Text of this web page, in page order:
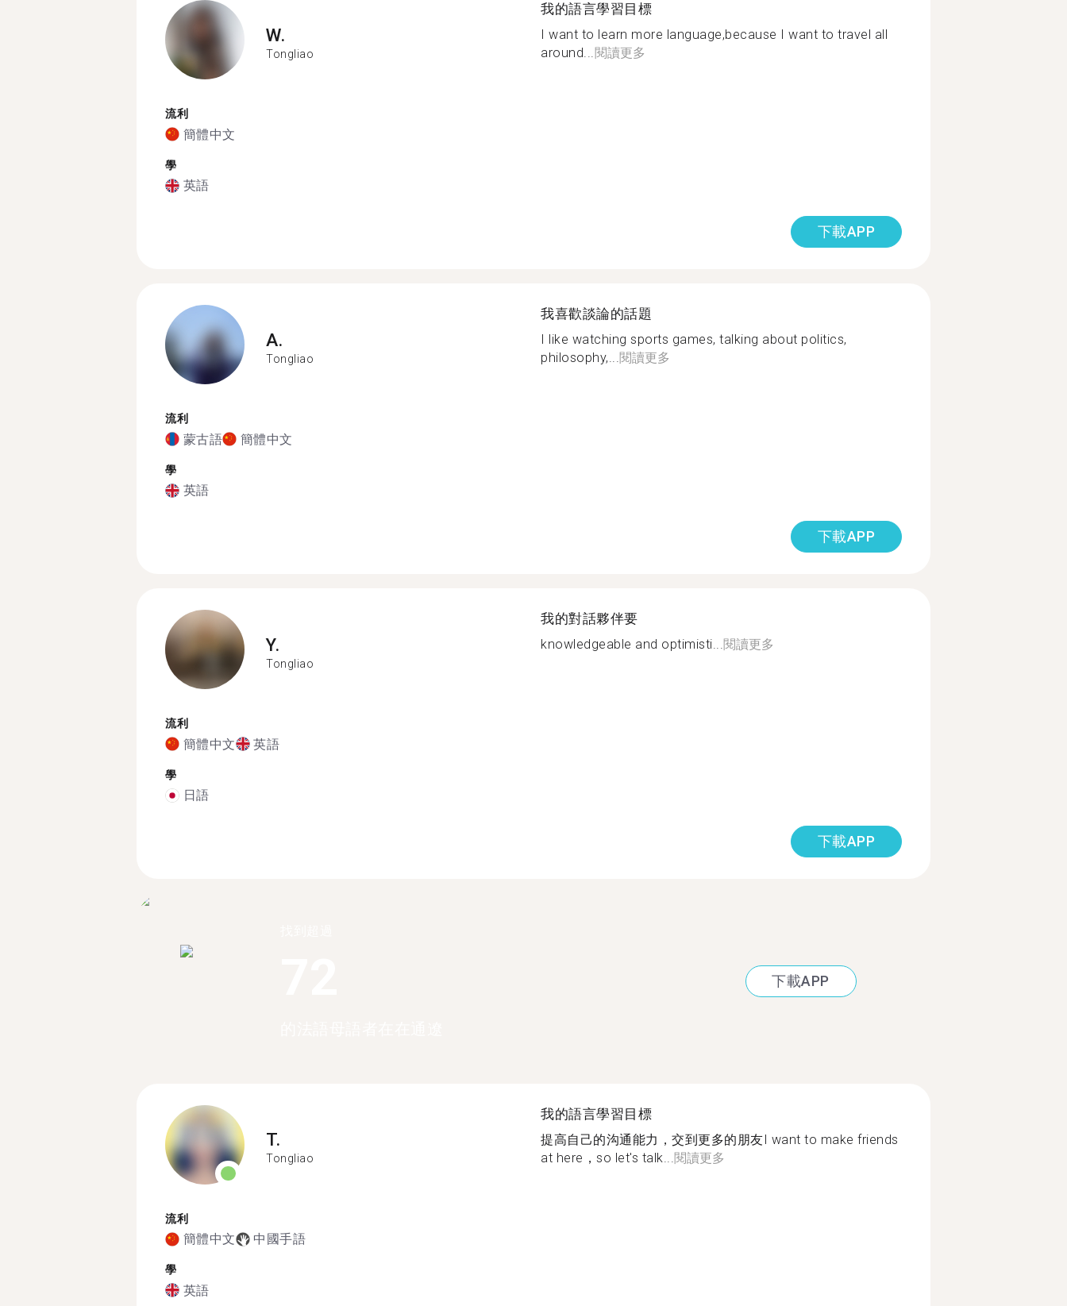
W.
Tongliao
流利
簡體中文
學
英語
我的語言學習目標
I want to learn more language,because I want to travel all
around...閱讀更多
下載APP
A.
Tongliao
流利
蒙古語 簡體中文
學
英語
我喜歡談論的話題
I like watching sports games, talking about politics,
philosophy,...閱讀更多
下載APP
Y.
Tongliao
流利
簡體中文 英語
學
日語
我的對話夥伴要
knowledgeable and optimisti...閱讀更多
下載APP
下載APP
T.
Tongliao
流利
簡體中文 中國手語
學
英語
我的語言學習目標
提高自己的沟通能力，交到更多的朋友I want to make friends
at here，so let's talk... 閱讀更多